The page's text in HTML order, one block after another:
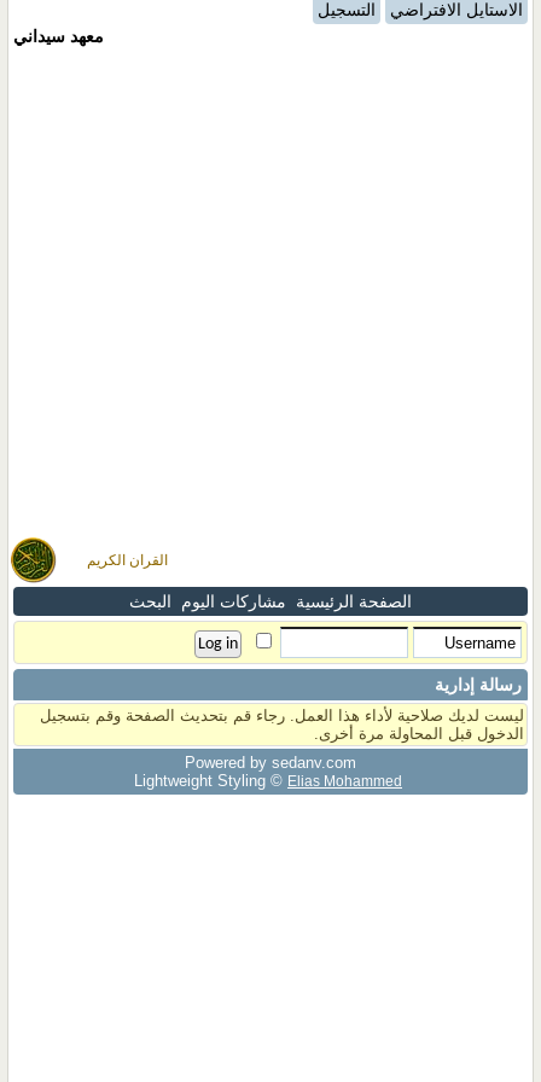
القران الكريم
الاستايل الافتراضي
التسجيل
معهد سيداني
الصفحة الرئيسية مشاركات اليوم البحث
رسالة إدارية
ليست لديك صلاحية لأداء هذا العمل. رجاء قم بتحديث الصفحة وقم بتسجيل
الدخول قبل المحاولة مرة أخرى.
Powered by sedany.com
Lightweight Styling © Elias Mohammed